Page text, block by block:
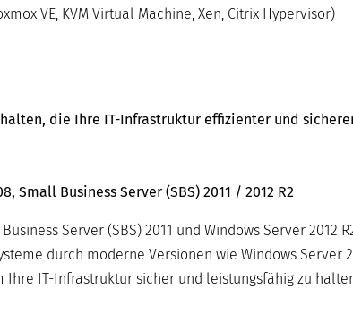
VE, KVM Virtual Machine, Xen, Citrix Hypervisor)
die Ihre IT-Infrastruktur effizienter und
Small Business Server (SBS) 2011 / 2012 R2
Server (SBS) 2011 und Windows Server 2012
durch moderne Versionen wie Windows Server
Ihre IT-Infrastruktur sicher und leistungsfähig zu